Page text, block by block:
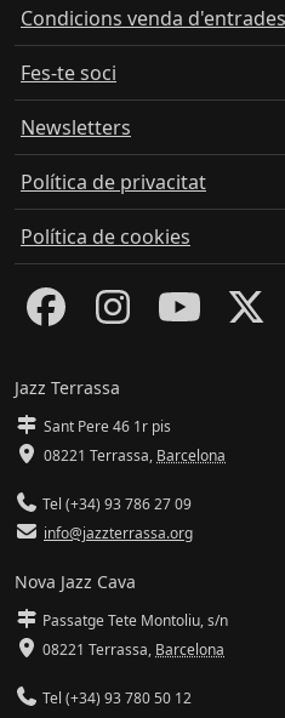
Condicions venda d'entrades
Fes-te soci
Newsletters
Política de privacitat
Política de cookies
Jazz Terrassa
Sant Pere 46 1r pis
08221 Terrassa, Barcelona
Tel (+34) 93 786 27 09
info@jazzterrassa.org
Nova Jazz Cava
Passatge Tete Montoliu, s/n
08221 Terrassa, Barcelona
Tel (+34) 93 780 50 12